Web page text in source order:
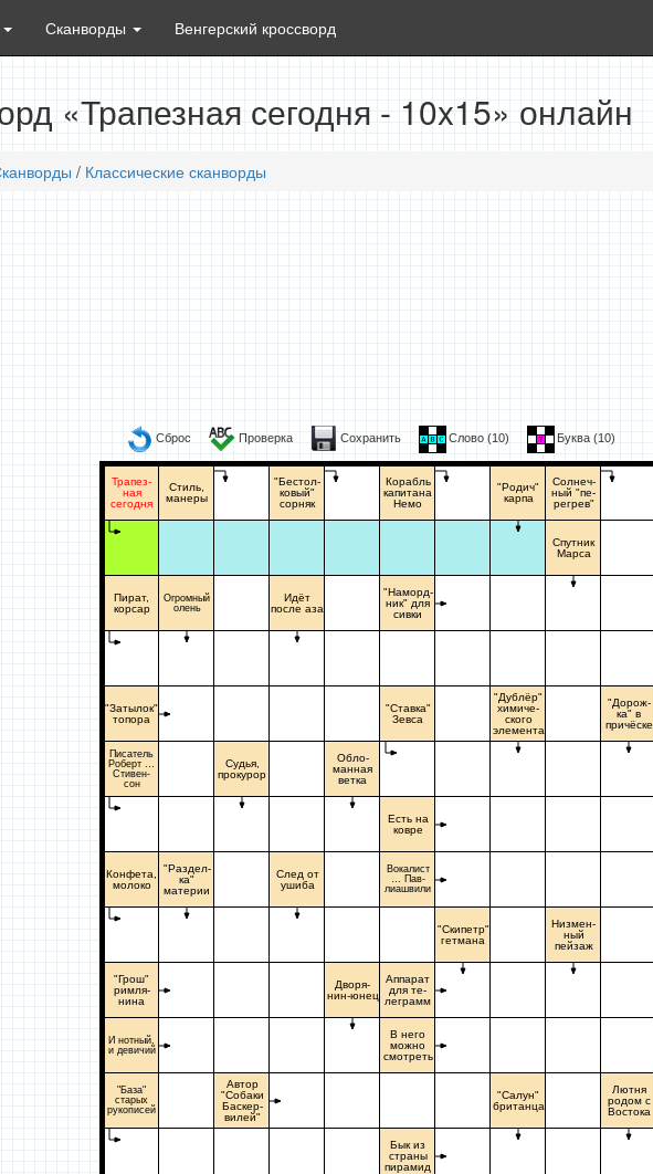
Сканворды Венгерский кроссворд
«Трапезная сегодня - 10x15» онлайн
/ Классические сканворды
Сброс Проверка Сохранить Слово (10) Буква (10)
Трапез-
ная
сегодня
Пират,
корсар
"Затылок"
топора
Писатель
Роберт …
Стивен-
сон
Конфета,
молоко
"Грош"
римля-
нина
И нотный,
и девичий
"База"
старых
рукописей
Стиль,
манеры
Огромный
олень
"Раздел-
ка"
материи
Судья,
прокурор
Автор
"Собаки
Баскер-
вилей"
"Бестол-
ковый"
сорняк
Идёт
после аза
След от
ушиба
Обло-
манная
ветка
Дворя-
нин-юнец
Корабль
капитана
Немо
"Наморд-
ник" для
сивки
"Ставка"
Зевса
Есть на
ковре
Вокалист
… Пав-
лиашвили
Аппарат
для те-
леграмм
В него
можно
смотреть
Бык из
страны
пирамид
"Скипетр"
гетмана
"Родич"
карпа
"Дублёр"
химиче-
ского
элемента
"Салун"
британца
Солнеч-
ный "пе-
регрев"
Спутник
Марса
Низмен-
ный
пейзаж
"Дорож-
ка" в
причёске
Лютня
родом с
Востока